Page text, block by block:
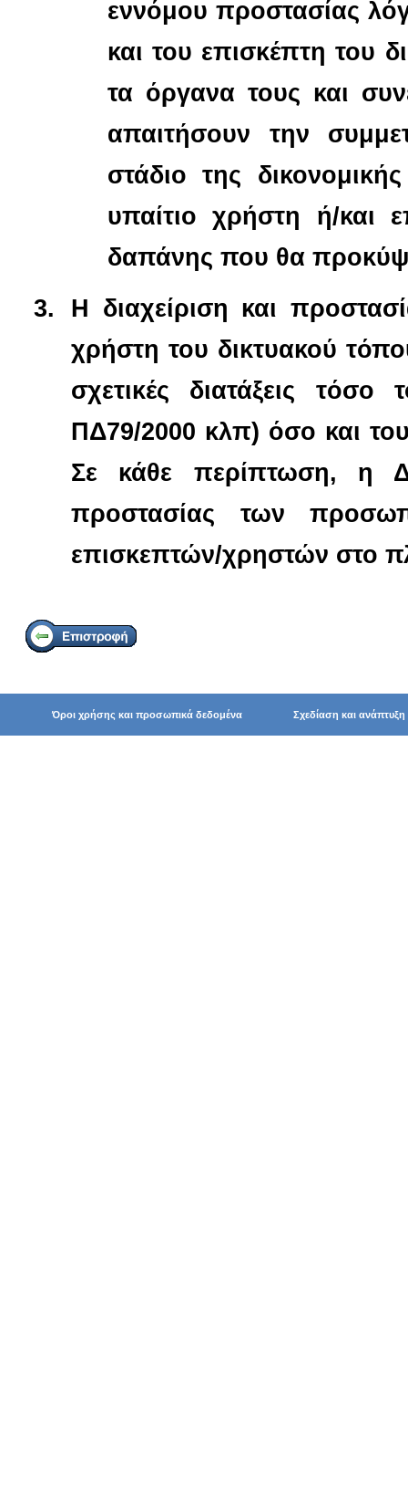
εννόμου προστασίας
και του επισκέπτη του
τα όργανα τους και
απαιτήσουν την
στάδιο της
υπαίτιο χρήστη ή/και
δαπάνης που θα
Η διαχείριση και
χρήστη του δικτυακού
σχετικές διατάξεις
ΠΔ79/2000 κλπ) όσο και
Σε κάθε περίπτωση, η
προστασίας των
επισκεπτών/χρηστών στο
Όροι χρήσης και προσωπικά δεδομένα Σχεδίαση και